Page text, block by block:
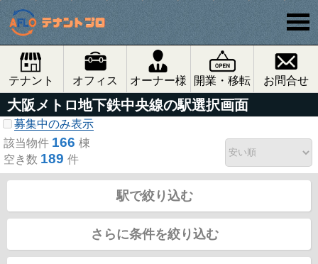
テナント オフィス オーナー様 開業・移転 お問合せ
大阪メトロ地下鉄中央線の駅選択画面
募集中のみ表示
該当物件 166 棟
空き数 189 件
駅で絞り込む
さらに条件を絞り込む